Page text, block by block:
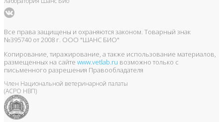
Все права защищены и охраняются законом. Товарный знак
№395740 от 2008 г. ООО "ШАНС БИО"
Копирование, тиражирование, а также использование материалов,
размещенных на сайте www.vetlab.ru возможно только с
письменного разрешения Правообладателя
Член Национальной ветеринарной палаты
(АСРО НВП)